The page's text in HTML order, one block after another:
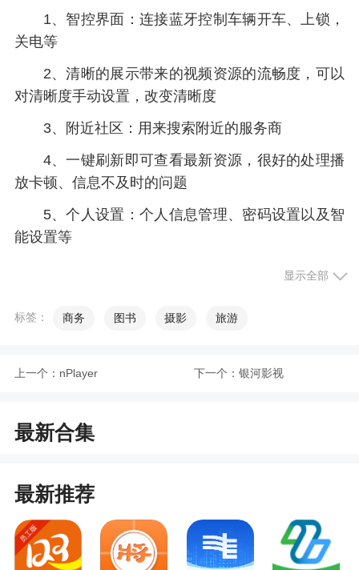
1、智控界面：连接蓝牙控制车辆开车、上锁，
关电等
2、清晰的展示带来的视频资源的流畅度，可以
对清晰度手动设置，改变清晰度
3、附近社区：用来搜索附近的服务商
4、一键刷新即可查看最新资源，很好的处理播
放卡顿、信息不及时的问题
5、个人设置：个人信息管理、密码设置以及智
能设置等
6、支持将添加的场景直接删除掉，也可以一键
1、智控，专为智能电视墙打造的远程控制工
景切换以及开窗漫游等功能，优化电视墙设备管理
设置，实现多场景轻松控制控制
通过连接蓝牙控制电动车，提供开车、关电、上
锁、寻车等功能，还能搜索附近服务商
显示全部
标签： 商务 图书 摄影 旅游
上一个： nPlayer 下一个： 银河影视
最新合集
最新推荐